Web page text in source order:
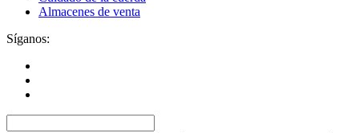
Almacenes de venta
Síganos: